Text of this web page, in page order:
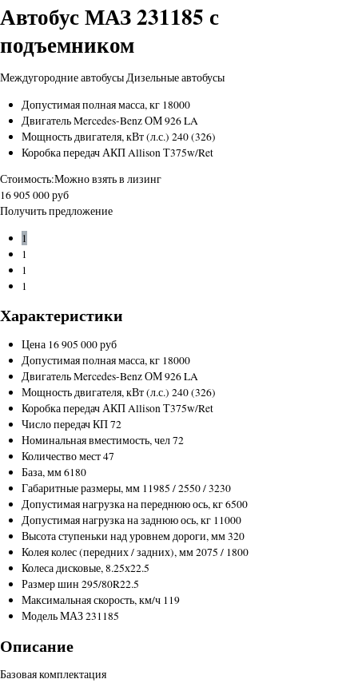
Автобус МАЗ 231185 с
подъемником
Междугородние автобусыДизельные автобусы
Допустимая полная масса, кг 18000
ДвигательMercedes-Benz ОМ 926 LA
Мощность двигателя, кВт (л.с.) 240 (326)
Коробка передач АКП Allison Т375w/Ret
Стоимость:Можно взять в лизинг
16 905 000 руб
Получить предложение
1
1
1
1
Характеристики
Цена 16 905 000 руб
Допустимая полная масса, кг 18000
ДвигательMercedes-Benz ОМ 926 LA
Мощность двигателя, кВт (л.с.) 240 (326)
Коробка передачАКП Allison Т375w/Ret
Число передач КП72
Номинальная вместимость, чел72
Количество мест47
База, мм6180
Габаритные размеры, мм 11985 / 2550 / 3230
Допустимая нагрузка на переднюю ось, кг6500
Допустимая нагрузка на заднюю ось, кг 11000
Высота ступеньки над уровнем дороги, мм320
Колея колес (передних / задних), мм2075 / 1800
Колесадисковые, 8.25х22.5
Размер шин 295/80R22.5
Максимальная скорость, км/ч 119
МодельМАЗ 231185
Описание
Базовая комплектация